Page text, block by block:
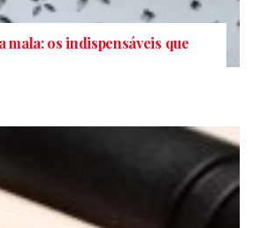
mala: os indispensáveis que